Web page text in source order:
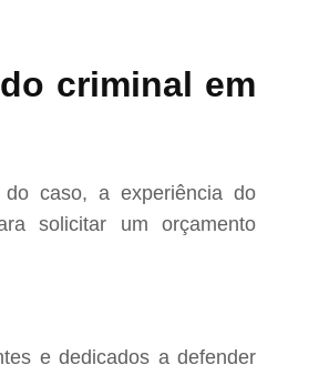
criminal em
caso, a experiência do
solicitar um orçamento
e dedicados a defender